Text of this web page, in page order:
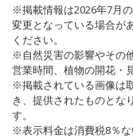
※掲載情報は2026年7月
変更となっている場合が
ください。
※自然災害の影響やその
営業時間、植物の開花・
※掲載されている画像は
き、提供されたものとな
す。
※表示料金は消費税8％な